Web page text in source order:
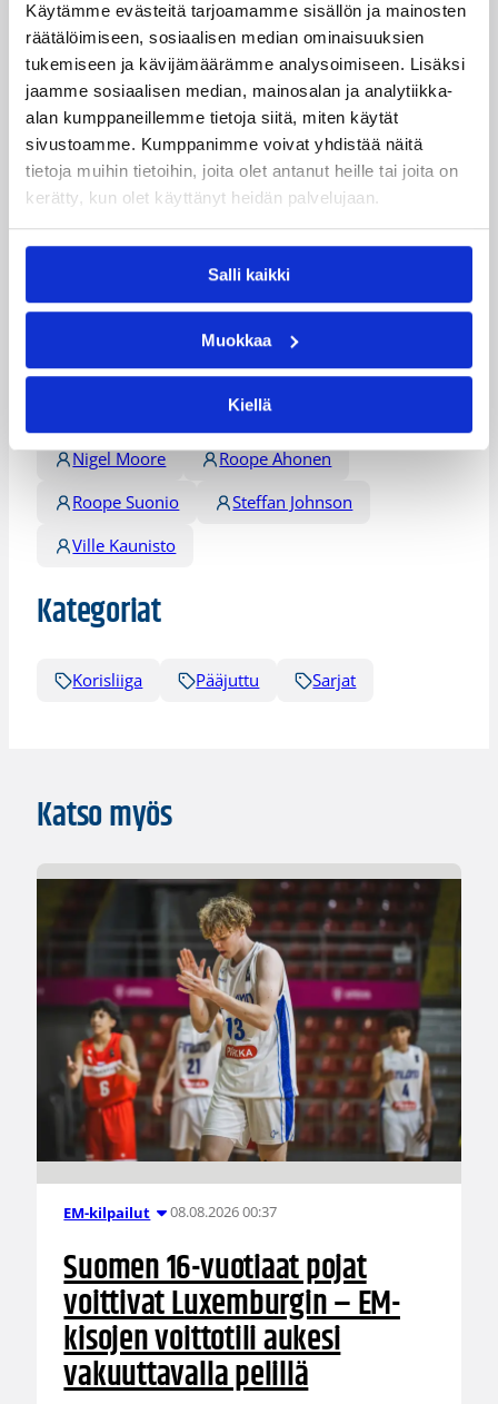
Käytämme evästeitä tarjoamamme sisällön ja mainosten
räätälöimiseen, sosiaalisen median ominaisuuksien
tukemiseen ja kävijämäärämme analysoimiseen. Lisäksi
jaamme sosiaalisen median, mainosalan ja analytiikka-
alan kumppaneillemme tietoja siitä, miten käytät
sivustoamme. Kumppanimme voivat yhdistää näitä
tietoja muihin tietoihin, joita olet antanut heille tai joita on
kerätty, kun olet käyttänyt heidän palvelujaan.
Salli kaikki
Muokkaa
Kiellä
Päivitetty05.03.2011
Henkilöt
James Lewis
James Reaves
Jared Newson
Jason Conley
Jerrah Young
Jukka Toijala
Lawrence Wright
Nicchaeus Doaks
Nigel Moore
Roope Ahonen
Roope Suonio
Steffan Johnson
Ville Kaunisto
Kategoriat
Korisliiga Pääjuttu Sarjat
Katso myös
EM-kilpailut 08.08.2026 00:37
Suomen 16-vuotiaat pojat
voittivat Luxemburgin – EM-
kisojen voittotili aukesi
vakuuttavalla pelillä